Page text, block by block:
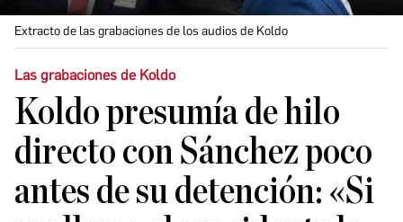
Extracto de las grabaciones de los audios de Koldo
Las grabaciones de Koldo
Koldo presumía de hilo
directo con Sánchez poco
antes de su detención: «Si